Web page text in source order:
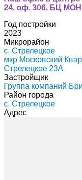
24, оф. 306, БЦ
Год постройки
2023
Микрорайон
с. Стрелецкое
мкр Московский
Стрелецкое 23А
Застройщик
Группа компаний
Район города
с. Стрелецкое
Адрес